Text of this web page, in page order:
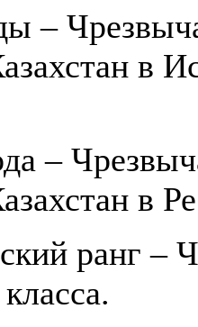
–
в
–
в
ранг –